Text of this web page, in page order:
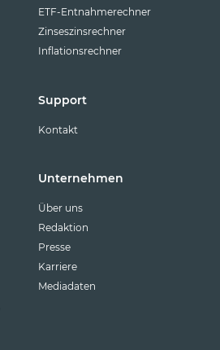
ETF-Entnahmerechner
Zinseszinsrechner
Inflationsrechner
Support
Kontakt
Unternehmen
Über uns
Redaktion
Presse
Karriere
Mediadaten